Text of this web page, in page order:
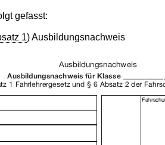
gefasst:
1) Ausbildungsnachweis